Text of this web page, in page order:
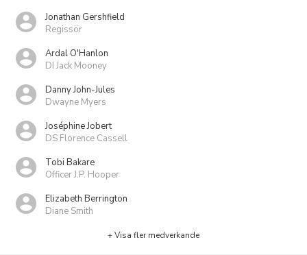
Jonathan Gershfield
Regissör
Ardal O'Hanlon
DI Jack Mooney
Danny John-Jules
Dwayne Myers
Joséphine Jobert
DS Florence Cassell
Tobi Bakare
Officer J.P. Hooper
Elizabeth Berrington
Diane Smith
+ Visa fler medverkande